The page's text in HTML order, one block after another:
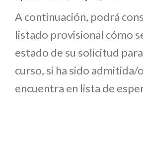
A continuación, podrá
listado provisional cómo
estado de su solicitud
curso, si ha sido admitida/
encuentra en lista de